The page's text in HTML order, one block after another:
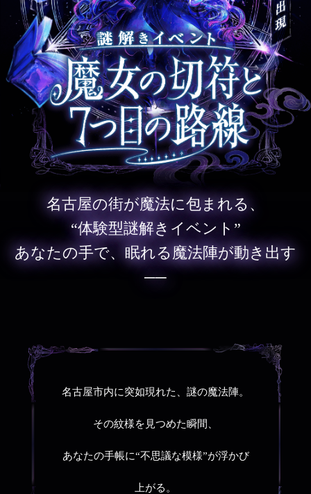
名古屋の街が魔法に包まれる、
“体験型謎解きイベント”
あなたの手で、眠れる魔法陣が動き出す
──
名古屋市内に突如現れた、謎の魔法陣。
その紋様を見つめた瞬間、
あなたの手帳に“不思議な模様”が浮かび
上がる。